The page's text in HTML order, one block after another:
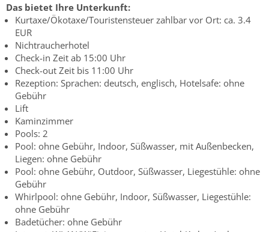
Das bietet Ihre Unterkunft:
Kurtaxe/Ökotaxe/Touristensteuer zahlbar vor Ort: ca. 3.4
EUR
Nichtraucherhotel
Check-in Zeit ab 15:00 Uhr
Check-out Zeit bis 11:00 Uhr
Rezeption: Sprachen: deutsch, englisch, Hotelsafe: ohne
Gebühr
Lift
Kaminzimmer
Pools: 2
Pool: ohne Gebühr, Indoor, Süßwasser, mit Außenbecken,
Liegen: ohne Gebühr
Pool: ohne Gebühr, Outdoor, Süßwasser, Liegestühle: ohne
Gebühr
Whirlpool: ohne Gebühr, Indoor, Süßwasser, Liegestühle:
ohne Gebühr
Badetücher: ohne Gebühr